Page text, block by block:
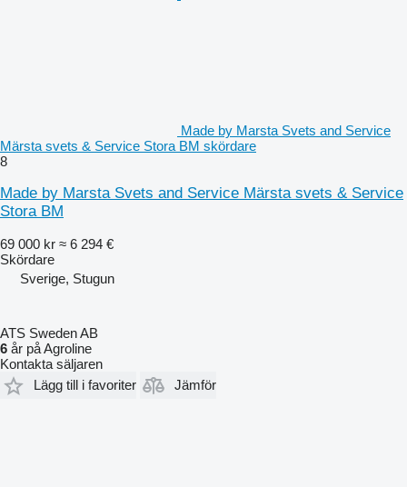
Made by Marsta Svets and Service
Märsta svets & Service Stora BM skördare
8
Made by Marsta Svets and Service Märsta svets & Service
Stora BM
69 000 kr ≈ 6 294 €
Skördare
Sverige, Stugun
ATS Sweden AB
6 år på Agroline
Kontakta säljaren
Lägg till i favoriter
Jämför